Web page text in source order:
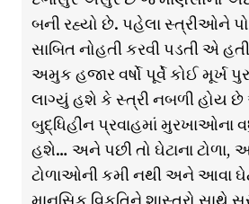
બની રહ્યો છે. પહેલા સ્ત્રીઓને
સાબિત નોહતી કરવી પડતી એ
અમુક હજાર વર્ષો પૂર્વે કોઈ મૂર્ખ
લાગ્યું હશે કે સ્ત્રી નબળી હોય
બુદ્ધિહીન પ્રવાહમાં મુરખાઓના
હશે… અને પછી તો ઘેટાના
ટોળાઓની કમી નથી અને આવા